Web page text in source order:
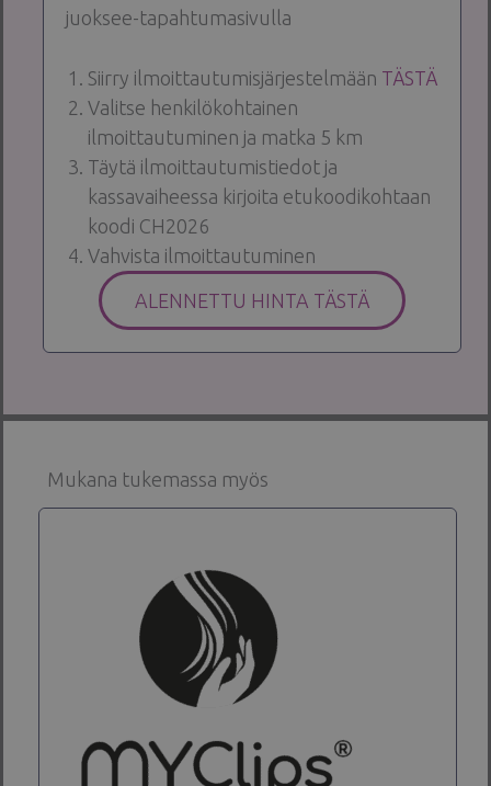
juoksee-tapahtumasivulla
Siirry ilmoittautumisjärjestelmään TÄSTÄ
Valitse henkilökohtainen
ilmoittautuminen ja matka 5 km
Täytä ilmoittautumistiedot ja
kassavaiheessa kirjoita etukoodikohtaan
koodi CH2026
Vahvista ilmoittautuminen
ALENNETTU HINTA TÄSTÄ
Mukana tukemassa myös